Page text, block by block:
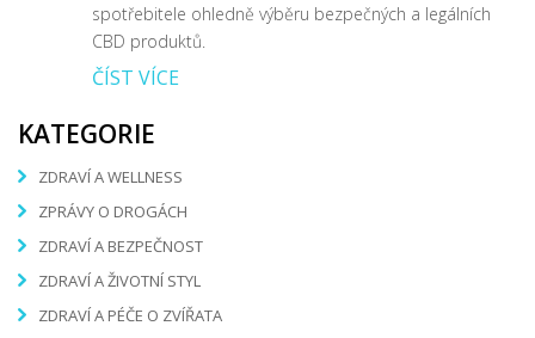
spotřebitele ohledně výběru bezpečných a legálních
CBD produktů.
ČÍST VÍCE
KATEGORIE
ZDRAVÍ A WELLNESS
ZPRÁVY O DROGÁCH
ZDRAVÍ A BEZPEČNOST
ZDRAVÍ A ŽIVOTNÍ STYL
ZDRAVÍ A PÉČE O ZVÍŘATA